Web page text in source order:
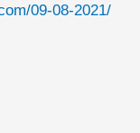
09-08-2021/